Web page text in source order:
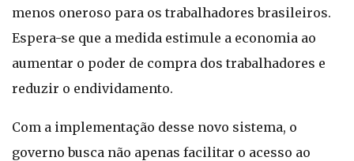
menos oneroso para os trabalhadores brasileiros.
Espera-se que a medida estimule a economia ao
aumentar o poder de compra dos trabalhadores e
reduzir o endividamento.
Com a implementação desse novo sistema, o
governo busca não apenas facilitar o acesso ao